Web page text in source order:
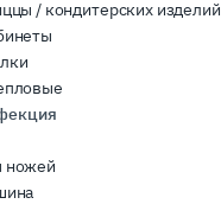
/ кондитерских изделий
ножей